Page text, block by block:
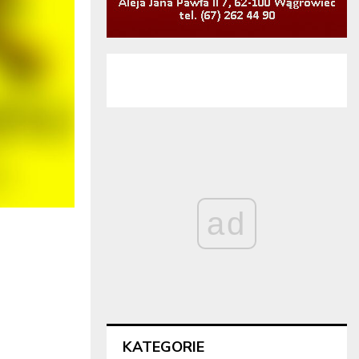
ad
KATEGORIE